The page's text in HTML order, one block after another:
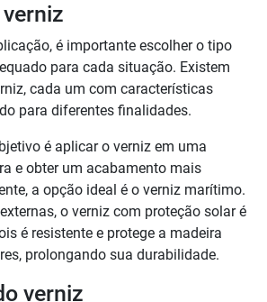
é importante escolher o tipo
para cada situação. Existem
cada um com características
para diferentes finalidades.
é aplicar o verniz em uma
e obter um acabamento mais
a opção ideal é o verniz marítimo.
o verniz com proteção solar é
é resistente e protege a madeira
prolongando sua durabilidade.
verniz